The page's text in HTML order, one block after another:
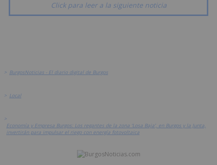
Click para leer a la siguiente noticia
> BurgosNoticias - El diario digital de Burgos
> Local
>
Economía y Empresa Burgos: Los regantes de la zona ‘Losa Baja’, en Burgos y la Junta,
invertirán para impulsar el riego con energía fotovoltaica